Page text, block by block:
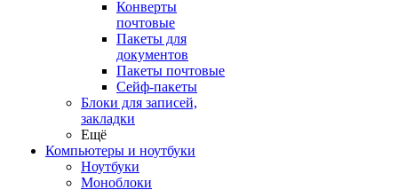
Конверты
почтовые
Пакеты для
документов
Пакеты почтовые
Сейф-пакеты
Блоки для записей,
закладки
Ещё
Компьютеры и ноутбуки
Ноутбуки
Моноблоки